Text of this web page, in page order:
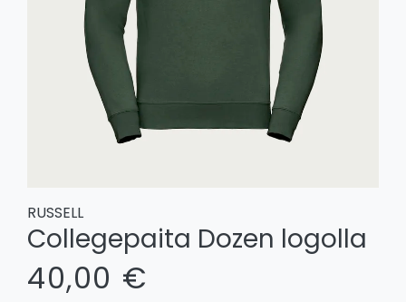
RUSSELL
Collegepaita Dozen logolla
40,00 €